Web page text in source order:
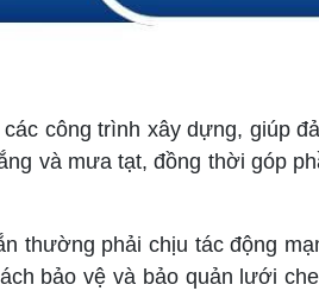
công trình xây dựng, giúp
và mưa tạt, đồng thời góp
thường phải chịu tác động
bảo vệ và bảo quản lưới